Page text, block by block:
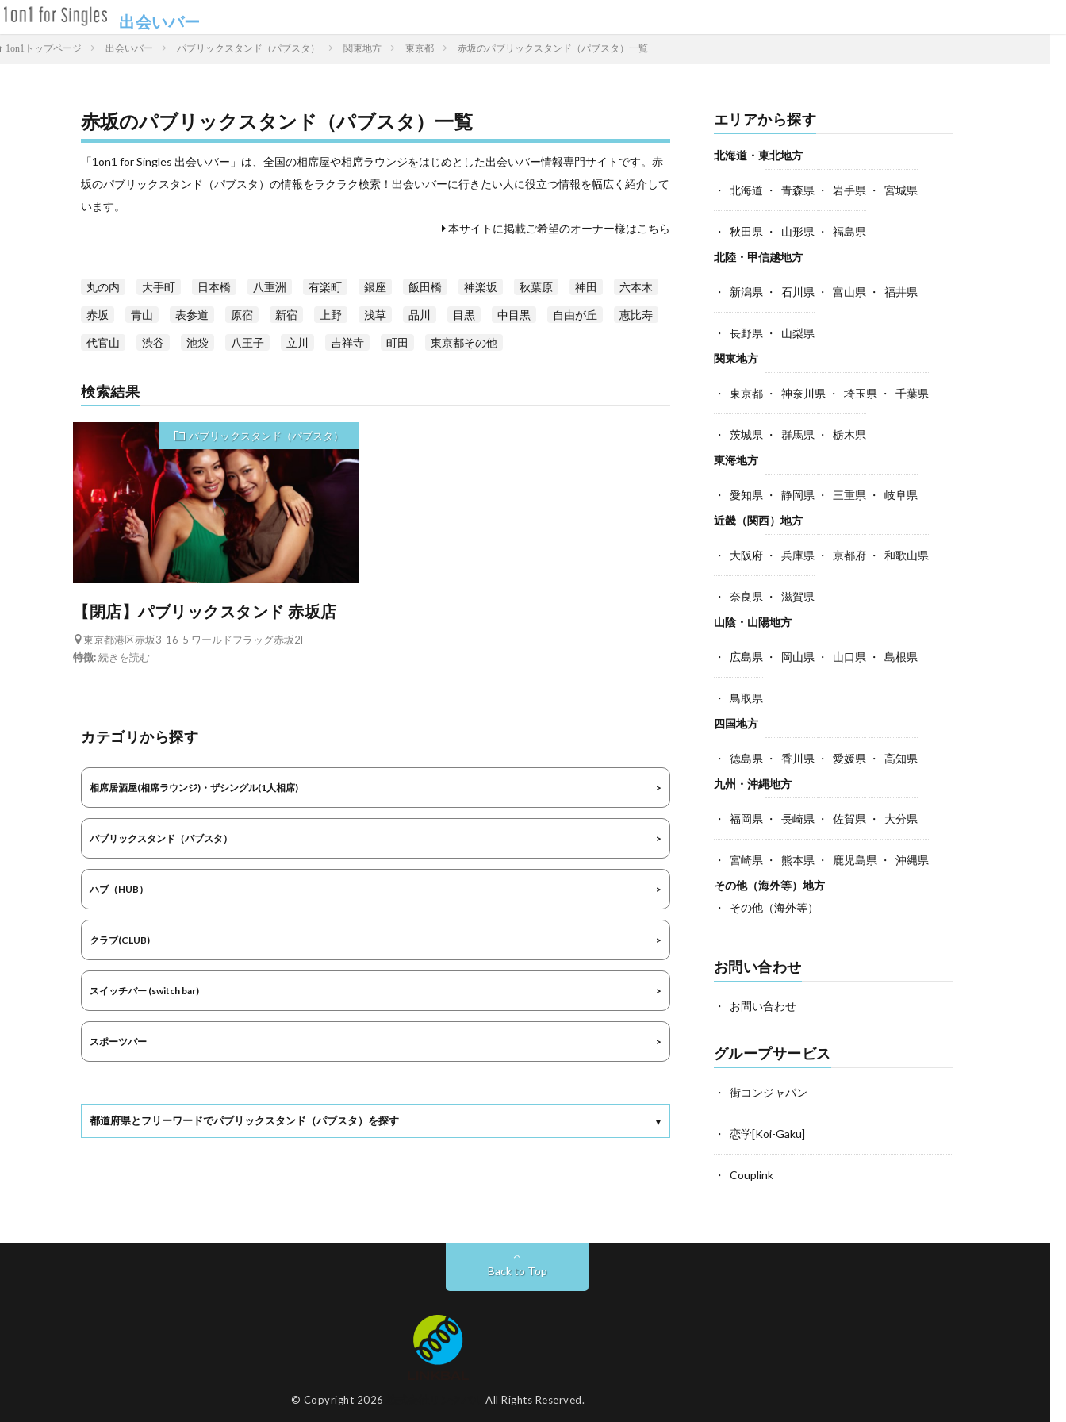
出会いバー
1on1トップページ 出会いバー パブリックスタンド（パブスタ） 関東地方 東京都 赤坂のパブリックスタンド（パブスタ）一覧
赤坂のパブリックスタンド（パブスタ）一覧
「1on1 for Singles 出会いバー」は、全国の相席屋や相席ラウンジをはじめとした出会いバー情報専門サイトです。赤
坂のパブリックスタンド（パブスタ）の情報をラクラク検索！出会いバーに行きたい人に役立つ情報を幅広く紹介して
います。
本サイトに掲載ご希望のオーナー様はこちら
丸の内 大手町 日本橋 八重洲 有楽町 銀座 飯田橋 神楽坂 秋葉原 神田 六本木
赤坂 青山 表参道 原宿 新宿 上野 浅草 品川 目黒 中目黒 自由が丘 恵比寿
代官山 渋谷 池袋 八王子 立川 吉祥寺 町田 東京都その他
検索結果
パブリックスタンド（パブスタ）
【閉店】パブリックスタンド 赤坂店
東京都港区赤坂3-16-5 ワールドフラッグ赤坂2F
特徴:続きを読む
カテゴリから探す
相席居酒屋(相席ラウンジ)・ザシングル(1人相席)
パブリックスタンド（パブスタ）
ハブ（HUB）
クラブ(CLUB)
スイッチバー (switch bar)
スポーツバー
都道府県とフリーワードでパブリックスタンド（パブスタ）を探す
エリアから探す
北海道・東北地方
北海道 青森県 岩手県 宮城県
秋田県 山形県
福島県
北陸・甲信越地方
新潟県 石川県 富山県 福井県
長野県
山梨県
関東地方
東京都 神奈川県 埼玉県 千葉県
茨城県 群馬県
栃木県
東海地方
愛知県 静岡県 三重県
岐阜県
近畿（関西）地方
大阪府 兵庫県 京都府 和歌山県
奈良県
滋賀県
山陰・山陽地方
広島県 岡山県 山口県 島根県
鳥取県
四国地方
徳島県 香川県 愛媛県
高知県
九州・沖縄地方
福岡県 長崎県 佐賀県 大分県
宮崎県 熊本県 鹿児島県
沖縄県
その他（海外等）地方
その他（海外等）
お問い合わせ
お問い合わせ
グループサービス
街コンジャパン
恋学[Koi-Gaku]
Couplink
Back to Top
© Copyright 2026 All Rights Reserved.